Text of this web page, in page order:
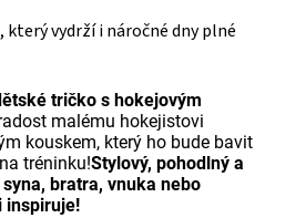
, který vydrží i náročné dny plné
tričko s hokejovým
malému hokejistovi
kouskem, který ho bude bavit
tréninku!Stylový, pohodlný a
bratra, vnuka nebo
inspiruje!